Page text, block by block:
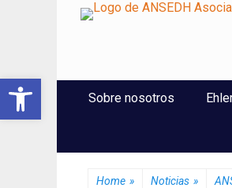
ANSEDH
Asociación Nacional del
Menú Principal
Sobre nosotros
Home » Noticias »
Abrir barra de herramientas